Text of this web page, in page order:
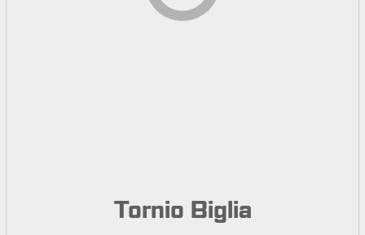
Tornio Biglia